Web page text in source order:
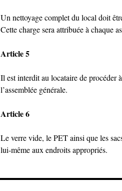
Un nettoyage complet du local doit
Cette charge sera attribuée à chaque
Article 5
Il est interdit au locataire de procéder
l’assemblée générale.
Article 6
Le verre vide, le PET ainsi que les
lui-même aux endroits appropriés.